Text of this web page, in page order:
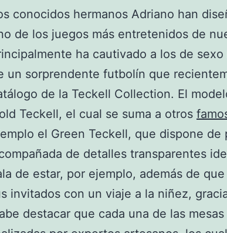
conocidos hermanos Adriano han
de los juegos más entretenidos de
ha cautivado a los de
un sorprendente futbolín que
de la Teckell Collection. El
Teckell, el cual se suma a otros
el Green Teckell, que dispone de
de detalles transparentes
de estar, por ejemplo, además de
invitados con un viaje a la niñez,
destacar que cada una de las